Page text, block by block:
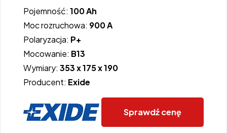
Pojemność: 100 Ah
Moc rozruchowa: 900 A
Polaryzacja: P+
Mocowanie: B13
Wymiary: 353 x 175 x 190
Producent: Exide
Sprawdź cenę